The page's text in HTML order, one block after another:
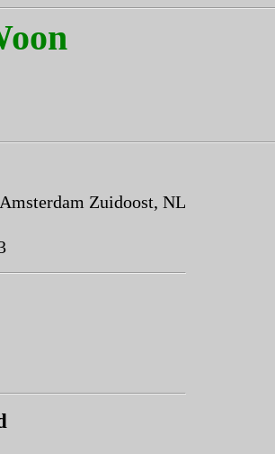
Zuidoost, NL